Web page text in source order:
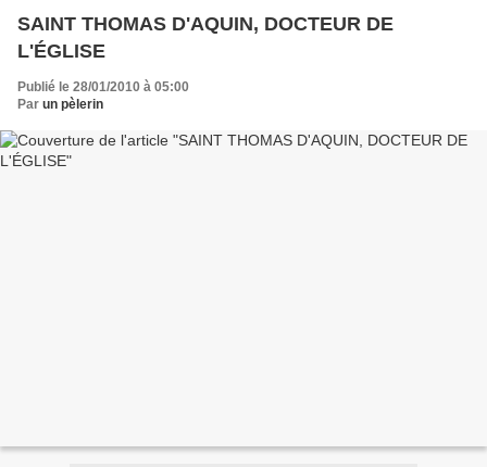
SAINT THOMAS D'AQUIN, DOCTEUR DE
L'ÉGLISE
Publié le 28/01/2010 à 05:00
Par un pèlerin